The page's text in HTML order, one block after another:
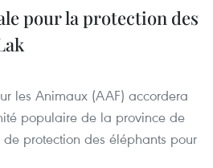
pour la protection des
les Animaux (AAF) accordera
populaire de la province de
protection des éléphants pour